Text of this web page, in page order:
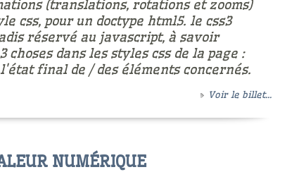
(translations, rotations et zooms)
css, pour un doctype html5. le css3
réservé au javascript, à savoir
dans les styles css de la page :
final de / des éléments concernés.
Voir le billet...
NUMÉRIQUE